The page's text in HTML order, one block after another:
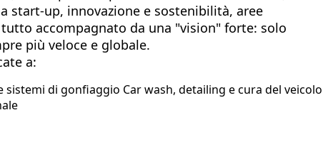
start-up, innovazione e sostenibilità, aree
accompagnato da una "vision" forte: solo
più veloce e globale.
a:
di gonfiaggio Car wash, detailing e cura del veicolo